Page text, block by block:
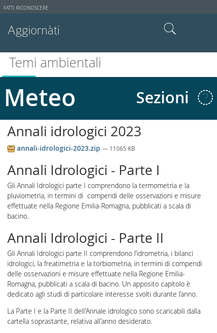
Strumenti
FATTI RICONOSCERE
Aggiornàti
Cerca nel sito
Temi ambientali
Meteo Sezioni
Annali idrologici 2023
annali-idrologici-2023.zip — 11065 KB
Annali Idrologici - Parte I
Gli Annali Idrologici parte I comprendono la termometria e la
pluviometria, in termini di compendi delle osservazioni e misure
effettuate nella Regione Emilia-Romagna, pubblicati a scala di
bacino.
Annali Idrologici - Parte II
Gli Annali Idrologici parte II comprendono l’idrometria, i bilanci
idrologici, la freatimetria e la torbiometria, in termini di compendi
delle osservazioni e misure effettuate nella Regione Emilia-
Romagna, pubblicati a scala di bacino. Un apposito capitolo è
dedicato agli studi di particolare interesse svolti durante l’anno.
La Parte I e la Parte II dell'Annale idrologico sono scaricabili dalla
cartella soprastante, relativa all'anno desiderato.